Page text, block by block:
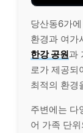
당산동6가
환경과 여가
한강 공원과
로가 제공되
최적의 환경
주변에는 다
어 가족 단